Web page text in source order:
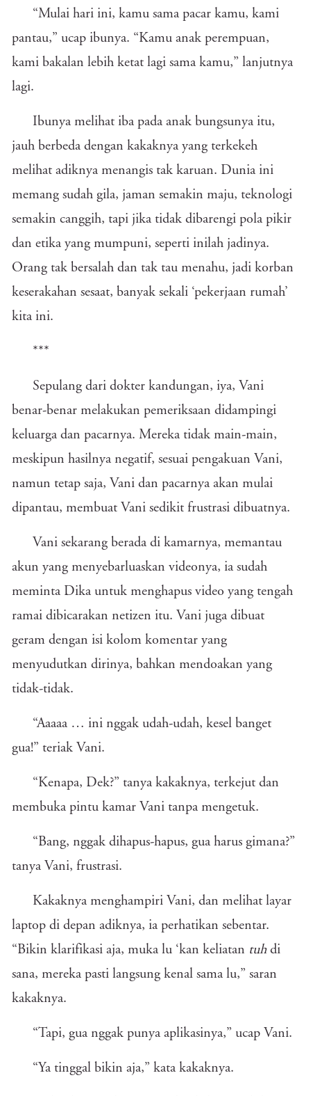
“Mulai hari ini, kamu sama pacar kamu, kami
pantau,” ucap ibunya. “Kamu anak perempuan,
kami bakalan lebih ketat lagi sama kamu,” lanjutnya
lagi.
Ibunya melihat iba pada anak bungsunya itu,
jauh berbeda dengan kakaknya yang terkekeh
melihat adiknya menangis tak karuan. Dunia ini
memang sudah gila, jaman semakin maju, teknologi
semakin canggih, tapi jika tidak dibarengi pola pikir
dan etika yang mumpuni, seperti inilah jadinya.
Orang tak bersalah dan tak tau menahu, jadi korban
keserakahan sesaat, banyak sekali ‘pekerjaan rumah’
kita ini.
***
Sepulang dari dokter kandungan, iya, Vani
benar-benar melakukan pemeriksaan didampingi
keluarga dan pacarnya. Mereka tidak main-main,
meskipun hasilnya negatif, sesuai pengakuan Vani,
namun tetap saja, Vani dan pacarnya akan mulai
dipantau, membuat Vani sedikit frustrasi dibuatnya.
Vani sekarang berada di kamarnya, memantau
akun yang menyebarluaskan videonya, ia sudah
meminta Dika untuk menghapus video yang tengah
ramai dibicarakan netizen itu. Vani juga dibuat
geram dengan isi kolom komentar yang
menyudutkan dirinya, bahkan mendoakan yang
tidak-tidak.
“Aaaaa … ini nggak udah-udah, kesel banget
gua!” teriak Vani.
“Kenapa, Dek?” tanya kakaknya, terkejut dan
membuka pintu kamar Vani tanpa mengetuk.
“Bang, nggak dihapus-hapus, gua harus gimana?”
tanya Vani, frustrasi.
Kakaknya menghampiri Vani, dan melihat layar
laptop di depan adiknya, ia perhatikan sebentar.
“Bikin klarifikasi aja, muka lu ‘kan keliatan tuh di
sana, mereka pasti langsung kenal sama lu,” saran
kakaknya.
“Tapi, gua nggak punya aplikasinya,” ucap Vani.
“Ya tinggal bikin aja,” kata kakaknya.